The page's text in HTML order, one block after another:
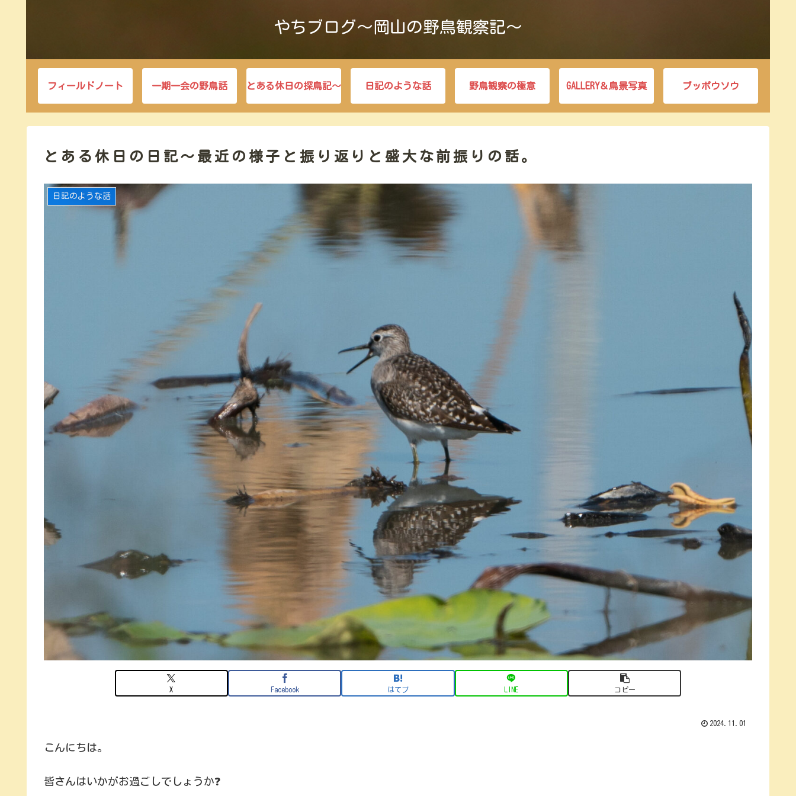
やちブログ～岡山の野鳥観察記～
フィールドノート 一期一会の野鳥話 とある休日の探鳥記～ 日記のような話 野鳥観察の極意 GALLERY＆鳥景写真 ブッポウソウ
とある休日の日記～最近の様子と振り返りと盛大な前振りの話。
日記のような話
X Facebook はてブ LINE コピー
2024.11.01
こんにちは。
皆さんはいかがお過ごしでしょうか❓